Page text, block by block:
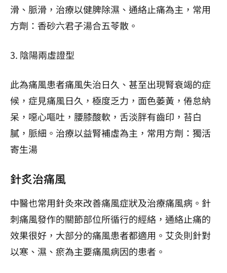
滑、脈滑，治療以健脾除濕、通絡止痛為主，常用
方劑：香砂六君子湯合五苓散。
3. 陰陽兩虛證型
此為痛風患者痛風失治日久、甚至出現腎衰竭的症
候，症見痛風日久，極度乏力，面色萎黃，倦怠納
呆，噁心嘔吐，腰膝酸軟，舌淡胖有齒印，苔白
膩，脈細。治療以益腎補虛為主，常用方劑：獨活
寄生湯
針炙治痛風
中醫也常用針灸來改善痛風症狀及治療痛風病。針
刺痛風發作的關節部位所循行的經絡，通絡止痛的
效果很好，大部分的痛風患者都適用。艾灸則針對
以寒、濕、瘀為主要痛風病因的患者。